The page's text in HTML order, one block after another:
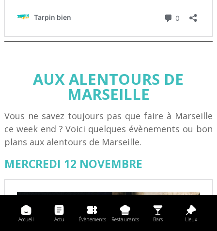
AUX ALENTOURS DE
MARSEILLE
Vous ne savez toujours pas que faire à Marseille
ce week end ? Voici quelques évènements ou bon
plans aux alentours de Marseille.
MERCREDI 12 NOVEMBRE
Accueil Actu Évènements Restaurants Bars Lieux